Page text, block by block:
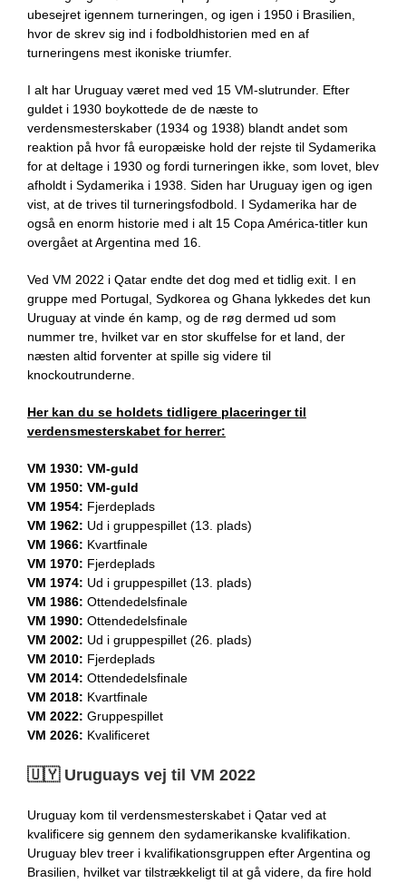
ubesejret igennem turneringen, og igen i 1950i Brasilien,
hvor de skrev sig ind i fodboldhistorien med en af
turneringens mest ikoniske triumfer.
I alt har Uruguay været med ved 15 VM-slutrunder. Efter
guldet i 1930 boykottede de de næste to
verdensmesterskaber (1934og 1938) blandt andet som
reaktion på hvor få europæiske hold der rejste til Sydamerika
for at deltage i 1930 og fordi turneringen ikke, som lovet, blev
afholdt i Sydamerika i 1938. Siden har Uruguay igen og igen
vist, at de trives til turneringsfodbold. I Sydamerika har de
også en enorm historie med i alt 15 Copa América-titler kun
overgået at Argentina med 16.
Ved VM 2022 i Qatarendte det dog med et tidlig exit. I en
gruppe med Portugal, Sydkorea og Ghanalykkedes det kun
Uruguay at vinde én kamp, og de røg dermed ud som
nummer tre, hvilket var en stor skuffelse for et land, der
næsten altid forventer at spille sig videre til
knockoutrunderne.
Her kan du se holdets tidligere placeringer til
verdensmesterskabet for herrer:
VM 1930: VM-guld
VM 1950: VM-guld
VM 1954: Fjerdeplads
VM 1962: Ud i gruppespillet (13. plads)
VM 1966: Kvartfinale
VM 1970: Fjerdeplads
VM 1974: Ud i gruppespillet (13. plads)
VM 1986: Ottendedelsfinale
VM 1990: Ottendedelsfinale
VM 2002: Ud i gruppespillet (26. plads)
VM 2010: Fjerdeplads
VM 2014: Ottendedelsfinale
VM 2018: Kvartfinale
VM 2022: Gruppespillet
VM 2026: Kvalificeret
🇺🇾​​ Uruguays vej til VM 2022
Uruguay kom til verdensmesterskabet i Qatar ved at
kvalificere sig gennem den sydamerikanske kvalifikation.
Uruguay blev treer i kvalifikationsgruppen efter Argentina og
Brasilien, hvilket var tilstrækkeligt til at gå videre, da fire hold